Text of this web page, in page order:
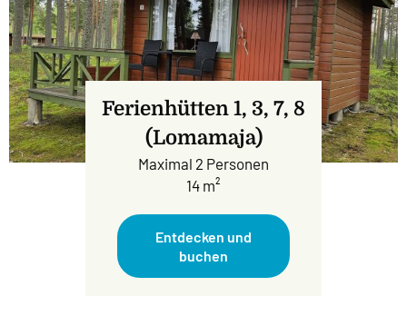
Ferienhütten 1, 3, 7, 8
(Lomamaja)
Maximal 2 Personen
14 m²
Entdecken und
buchen